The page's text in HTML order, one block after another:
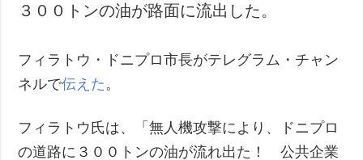
３００トンの油が路面に流出した。
フィラトウ・ドニプロ市長がテレグラム・チャン
ネルで伝えた 。
フィラトウ氏は、「無人機攻撃により、ドニプロ
の道路に３００トンの油が流れ出た！ 公共企業